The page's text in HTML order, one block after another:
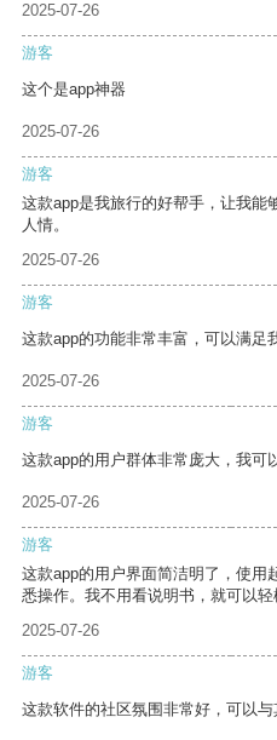
2025-07-26
游客
这个是app神器
2025-07-26
游客
这款app是我旅行的好帮手，让我能
人情。
2025-07-26
游客
这款app的功能非常丰富，可以满足
2025-07-26
游客
这款app的用户群体非常庞大，我可
2025-07-26
游客
这款app的用户界面简洁明了，使用
悉操作。我不用看说明书，就可以轻
2025-07-26
游客
这款软件的社区氛围非常好，可以与